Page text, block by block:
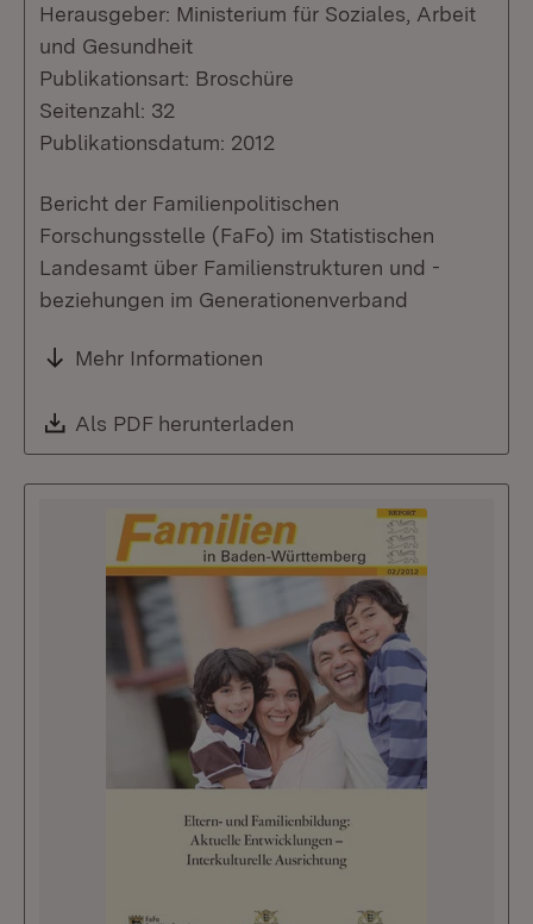
Herausgeber: Ministerium für Soziales, Arbeit
und Gesundheit
Publikationsart: Broschüre
Seitenzahl: 32
Publikationsdatum: 2012
Bericht der Familienpolitischen
Forschungsstelle (FaFo) im Statistischen
Landesamt über Familienstrukturen und -
beziehungen im Generationenverband
Mehr Informationen
Download:
Als PDF herunterladen